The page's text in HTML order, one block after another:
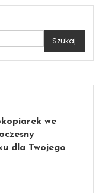
Szukaj
we
dla Twojego